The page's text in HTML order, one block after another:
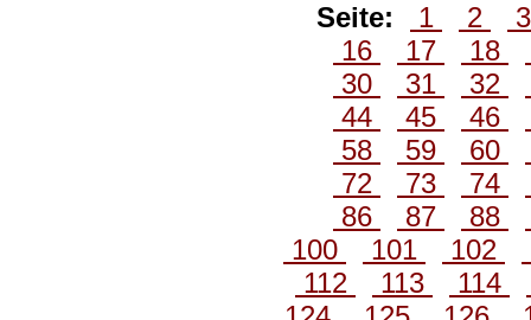
Seite: 1 2
16
17 18
30
31 32
44
45 46
58
59 60
72
73 74
86
87 88
100
101 102
112
113 114